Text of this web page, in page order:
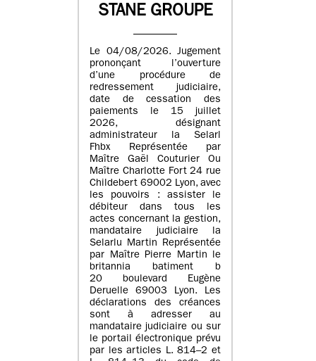
STANE GROUPE
Le 04/08/2026. Jugement
prononçant l’ouverture
d’une procédure de
redressement judiciaire,
date de cessation des
paiements le 15 juillet
2026, désignant
administrateur la Selarl
Fhbx Représentée par
Maître Gaël Couturier Ou
Maître Charlotte Fort 24 rue
Childebert 69002 Lyon, avec
les pouvoirs : assister le
débiteur dans tous les
actes concernant la gestion,
mandataire judiciaire la
Selarlu Martin Représentée
par Maître Pierre Martin le
britannia batiment b
20 boulevard Eugène
Deruelle 69003 Lyon. Les
déclarations des créances
sont à adresser au
mandataire judiciaire ou sur
le portail électronique prévu
par les articles L. 814–2 et